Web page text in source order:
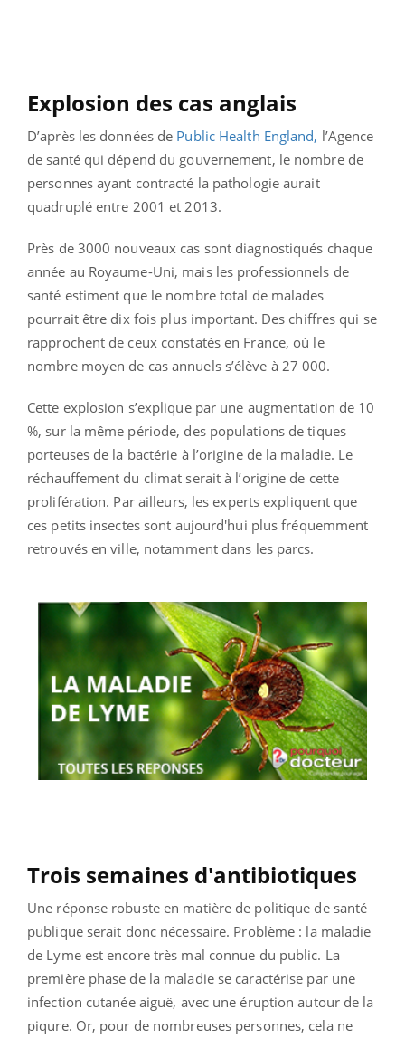
Explosion des cas anglais
D’après les données de Public Health England, l’Agence
de santé qui dépend du gouvernement, le nombre de
personnes ayant contracté la pathologie aurait
quadruplé entre 2001 et 2013.
Près de 3000 nouveaux cas sont diagnostiqués chaque
année au Royaume-Uni, mais les professionnels de
santé estiment que le nombre total de malades
pourrait être dix fois plus important. Des chiffres qui se
rapprochent de ceux constatés en France, où le
nombre moyen de cas annuels s’élève à 27 000.
Cette explosion s’explique par une augmentation de 10
%, sur la même période, des populations de tiques
porteuses de la bactérie à l’origine de la maladie. Le
réchauffement du climat serait à l’origine de cette
prolifération. Par ailleurs, les experts expliquent que
ces petits insectes sont aujourd'hui plus fréquemment
retrouvés en ville, notamment dans les parcs.
Trois semaines d'antibiotiques
Une réponse robuste en matière de politique de santé
publique serait donc nécessaire. Problème : la maladie
de Lyme est encore très mal connue du public. La
première phase de la maladie se caractérise par une
infection cutanée aiguë, avec une éruption autour de la
piqure. Or, pour de nombreuses personnes, cela ne